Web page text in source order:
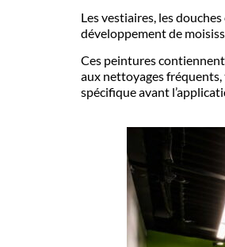
Les vestiaires, les
développement de
Ces peintures
aux nettoyages
spécifique avant